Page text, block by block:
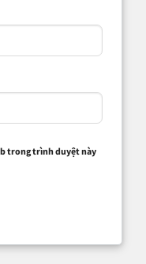
trong trình duyệt này